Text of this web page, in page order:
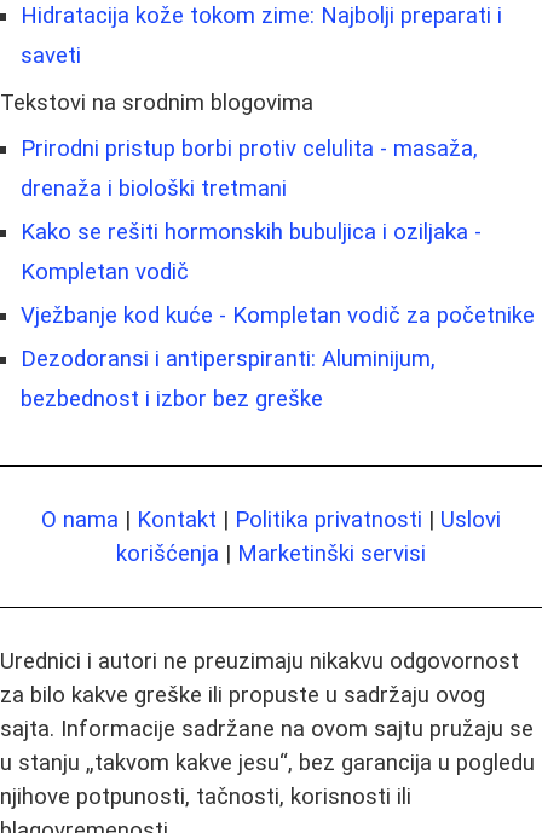
Hidratacija kože tokom zime: Najbolji preparati i
saveti
Tekstovi na srodnim blogovima
Prirodni pristup borbi protiv celulita - masaža,
drenaža i biološki tretmani
Kako se rešiti hormonskih bubuljica i oziljaka -
Kompletan vodič
Vježbanje kod kuće - Kompletan vodič za početnike
Dezodoransi i antiperspiranti: Aluminijum,
bezbednost i izbor bez greške
O nama | Kontakt | Politika privatnosti | Uslovi
korišćenja | Marketinški servisi
Urednici i autori ne preuzimaju nikakvu odgovornost
za bilo kakve greške ili propuste u sadržaju ovog
sajta. Informacije sadržane na ovom sajtu pružaju se
u stanju „takvom kakve jesu“, bez garancija u pogledu
njihove potpunosti, tačnosti, korisnosti ili